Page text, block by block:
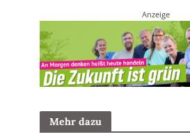
Anzeige
Mehr dazu